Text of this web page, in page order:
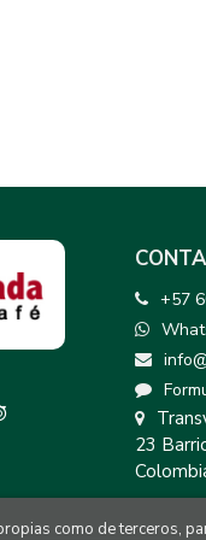
+57
23
como de terceros,